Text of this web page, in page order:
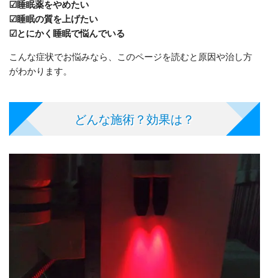
☑睡眠薬をやめたい
☑睡眠の質を上げたい
☑とにかく睡眠で悩んでいる
こんな症状でお悩みなら、このページを読むと原因や治し方
がわかります。
どんな施術？効果は？